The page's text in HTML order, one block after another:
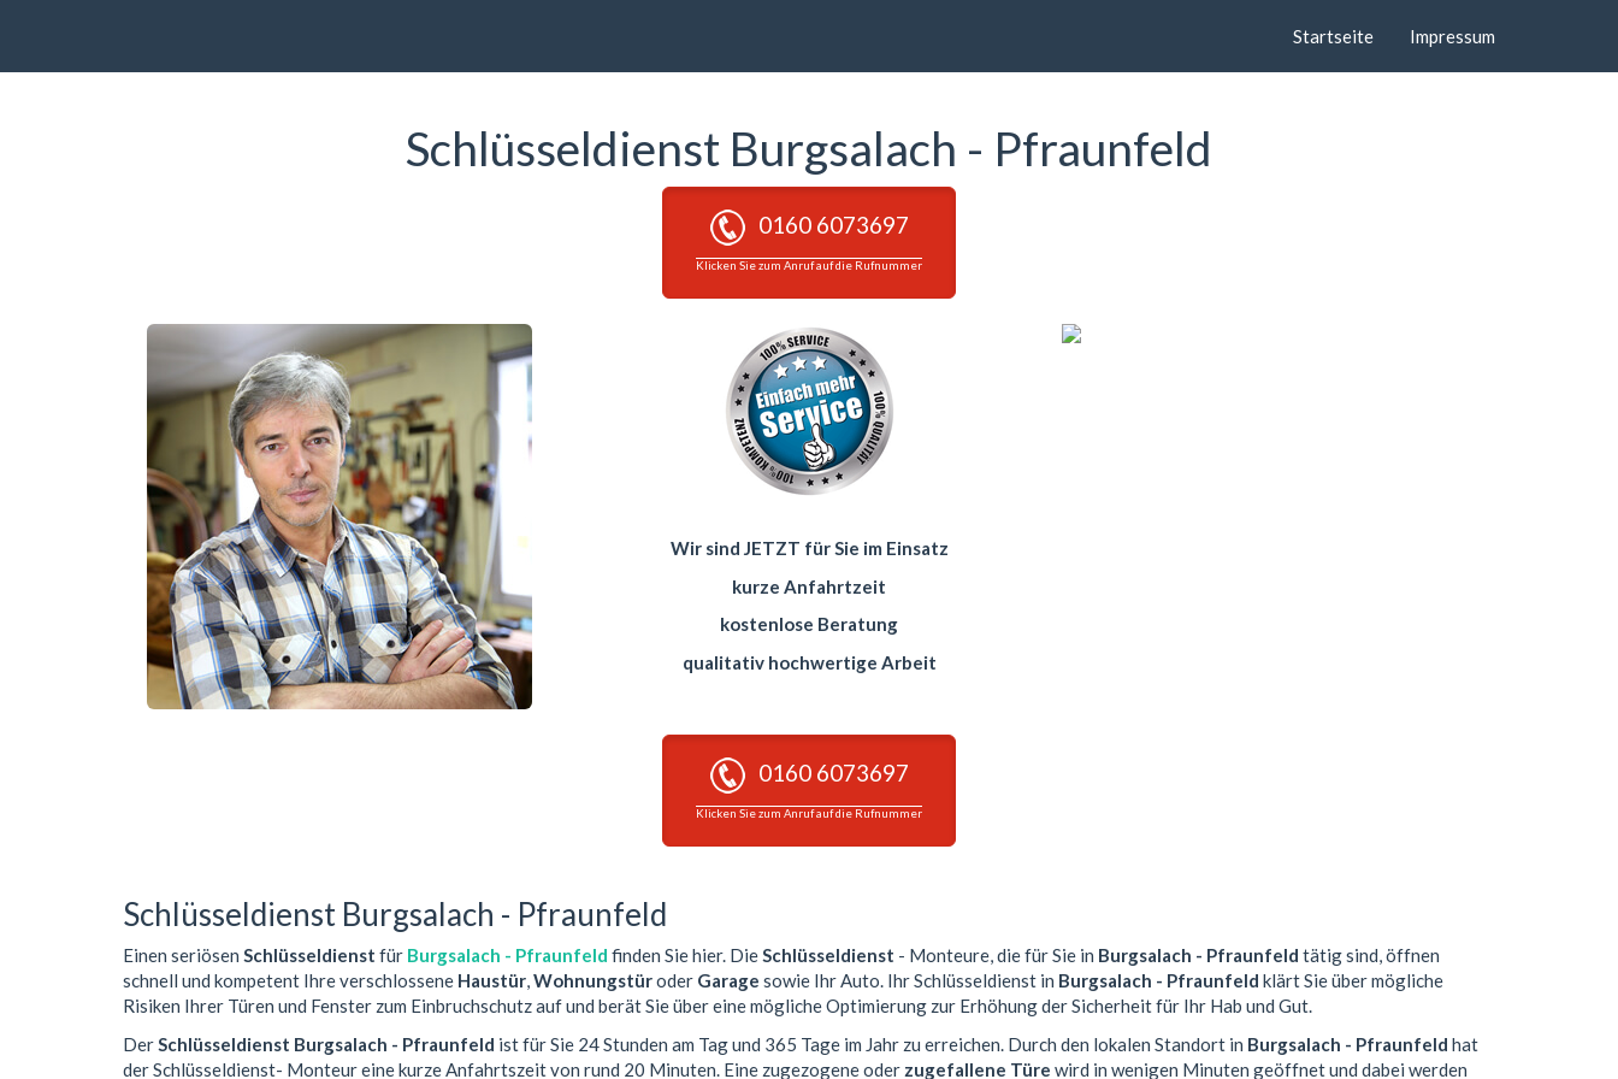
Startseite Impressum
Schlüsseldienst Burgsalach - Pfraunfeld
0160 6073697
Klicken Sie zum Anruf auf die Rufnummer
Wir sind JETZT für Sie im Einsatz
kurze Anfahrtzeit
kostenlose Beratung
qualitativ hochwertige Arbeit
0160 6073697
Klicken Sie zum Anruf auf die Rufnummer
Schlüsseldienst Burgsalach - Pfraunfeld
Einen seriösen Schlüsseldienst für Burgsalach - Pfraunfeld finden Sie hier. DieSchlüsseldienst - Monteure, die für Sie in Burgsalach - Pfraunfeld tätig sind, öffnen
schnell und kompetent Ihre verschlossene Haustür,Wohnungstüroder Garage sowie Ihr Auto. Ihr Schlüsseldienst in Burgsalach - Pfraunfeld klärt Sie über mögliche
Risiken Ihrer Türen und Fenster zum Einbruchschutz auf und berät Sie über eine mögliche Optimierung zur Erhöhung der Sicherheit für Ihr Hab und Gut.
DerSchlüsseldienst Burgsalach - Pfraunfeld ist für Sie 24 Stunden am Tag und 365 Tage im Jahr zu erreichen. Durch den lokalen Standort in Burgsalach - Pfraunfeld hat
der Schlüsseldienst- Monteur eine kurze Anfahrtszeit von rund 20 Minuten. Eine zugezogene oder zugefallene Türe wird in wenigen Minuten geöffnet und dabei werden